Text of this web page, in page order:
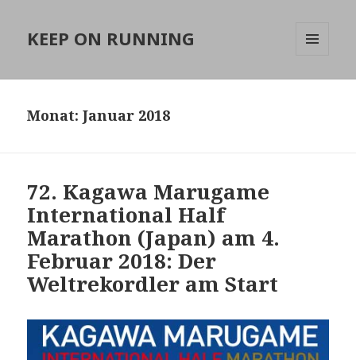
KEEP ON RUNNING
Monat:Januar 2018
72. Kagawa Marugame
International Half
Marathon (Japan) am 4.
Februar 2018: Der
Weltrekordler am Start